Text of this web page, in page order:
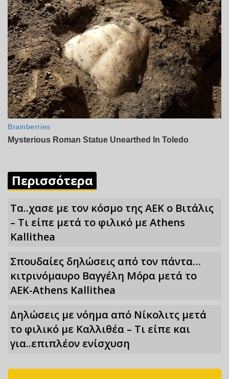
Περισσότερα
Τα..χασε με τον κόσμο της ΑΕΚ ο Βιτάλις
– Τι είπε μετά το φιλικό με Athens
Kallithea
Σπουδαίες δηλώσεις από τον πάντα…
κιτρινόμαυρο Βαγγέλη Μόρα μετά το
ΑΕΚ-Athens Kallithea
Δηλώσεις με νόημα από Νίκολιτς μετά
το φιλικό με Καλλιθέα – Τι είπε και
για..επιπλέον ενίσχυση